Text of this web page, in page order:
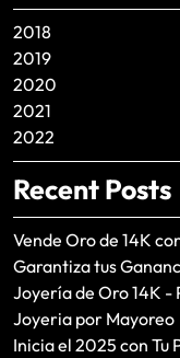
2018
2019
2020
2021
2022
Recent Posts
Vende Oro de 14K
Garantiza tus
Joyería de Oro 14K
Joyeria por Mayoreo
Inicia el 2025 con Tu